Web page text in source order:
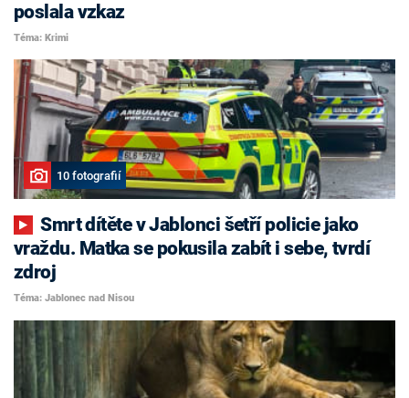
poslala vzkaz
Téma: Krimi
10 fotografií
Smrt dítěte v Jablonci šetří policie jako
vraždu. Matka se pokusila zabít i sebe, tvrdí
zdroj
Téma: Jablonec nad Nisou